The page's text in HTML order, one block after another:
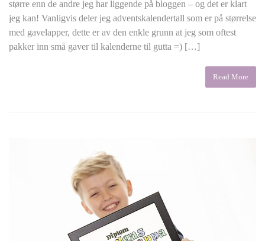
større enn de andre jeg har liggende på bloggen – og det er klart
jeg kan! Vanligvis deler jeg adventskalendertall som er på størrelse
med gavelapper, dette er av den enkle grunn at jeg som oftest
pakker inn små gaver til kalenderne til gutta =) […]
Read More